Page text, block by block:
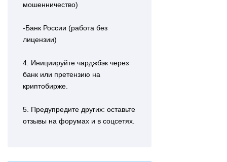
мошенничество)
-Банк России (работа без
лицензии)
4. Инициируйте чарджбэк через
банк или претензию на
криптобирже.
5. Предупредите других: оставьте
отзывы на форумах и в соцсетях.